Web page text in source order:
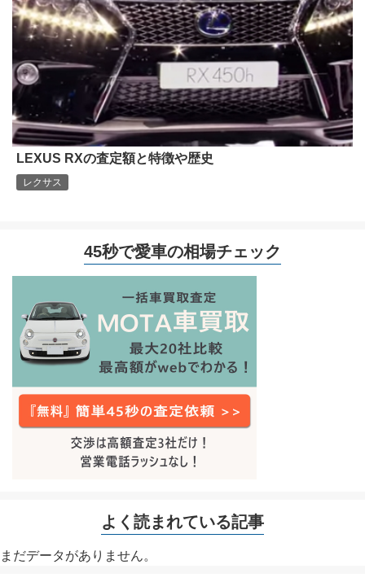
LEXUS RXの査定額と特徴や歴史
レクサス
45秒で愛車の相場チェック
よく読まれている記事
まだデータがありません。